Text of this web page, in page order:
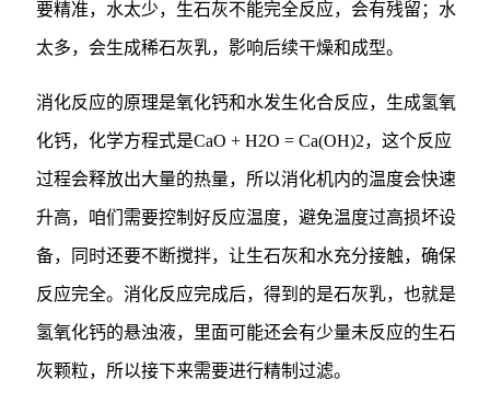
要精准，水太少，生石灰不能完全反应，会有残留；水
太多，会生成稀石灰乳，影响后续干燥和成型。
消化反应的原理是氧化钙和水发生化合反应，生成氢氧
化钙，化学方程式是CaO + H2O = Ca(OH)2，这个反应
过程会释放出大量的热量，所以消化机内的温度会快速
升高，咱们需要控制好反应温度，避免温度过高损坏设
备，同时还要不断搅拌，让生石灰和水充分接触，确保
反应完全。消化反应完成后，得到的是石灰乳，也就是
氢氧化钙的悬浊液，里面可能还会有少量未反应的生石
灰颗粒，所以接下来需要进行精制过滤。